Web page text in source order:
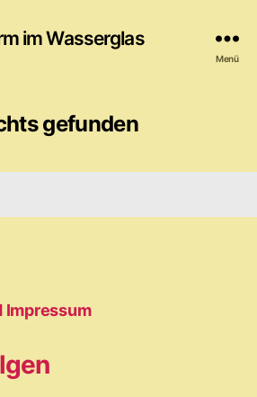
im Wasserglas
Menü
gefunden
Impressum